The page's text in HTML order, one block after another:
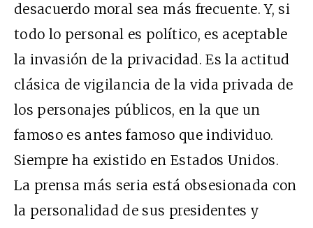
desacuerdo moral sea más frecuente. Y, si
todo lo personal es político, es aceptable
la invasión de la privacidad. Es la actitud
clásica de vigilancia de la vida privada de
los personajes públicos, en la que un
famoso es antes famoso que individuo.
Siempre ha existido en Estados Unidos.
La prensa más seria está obsesionada con
la personalidad de sus presidentes y